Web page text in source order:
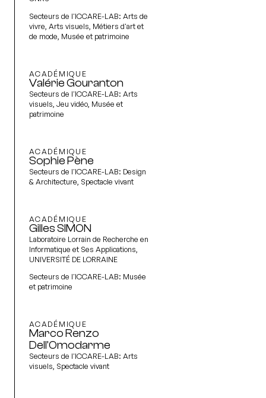
Secteurs de l'ICCARE-LAB: Arts de
vivre, Arts visuels, Métiers d'art et
de mode, Musée et patrimoine
ACADÉMIQUE
Valérie Gouranton
Secteurs de l'ICCARE-LAB: Arts
visuels, Jeu vidéo, Musée et
patrimoine
ACADÉMIQUE
Sophie Pène
Secteurs de l'ICCARE-LAB: Design
& Architecture, Spectacle vivant
ACADÉMIQUE
Gilles SIMON
Laboratoire Lorrain de Recherche en
Informatique et Ses Applications,
UNIVERSITÉ DE LORRAINE
Secteurs de l'ICCARE-LAB: Musée
et patrimoine
ACADÉMIQUE
Marco Renzo
Dell'Omodarme
Secteurs de l'ICCARE-LAB: Arts
visuels, Spectacle vivant